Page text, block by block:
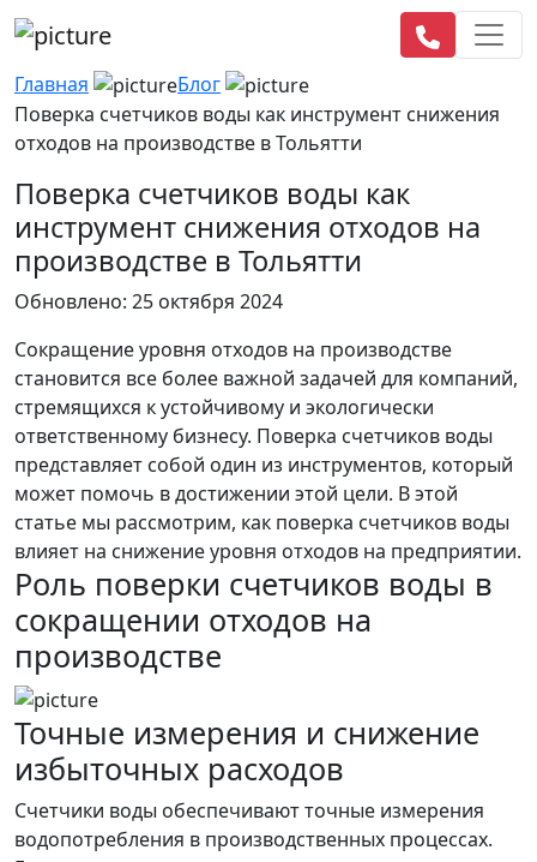
Главная
Блог
Поверка счетчиков воды как инструмент снижения
отходов на производстве в Тольятти
Поверка счетчиков воды как
инструмент снижения отходов на
производстве в Тольятти
Обновлено: 25 октября 2024
Сокращение уровня отходов на производстве
становится все более важной задачей для компаний,
стремящихся к устойчивому и экологически
ответственному бизнесу. Поверка счетчиков воды
представляет собой один из инструментов, который
может помочь в достижении этой цели. В этой
статье мы рассмотрим, как поверка счетчиков воды
влияет на снижение уровня отходов на предприятии.
Роль поверки счетчиков воды в
сокращении отходов на
производстве
Точные измерения и снижение
избыточных расходов
Счетчики воды обеспечивают точные измерения
водопотребления в производственных процессах.